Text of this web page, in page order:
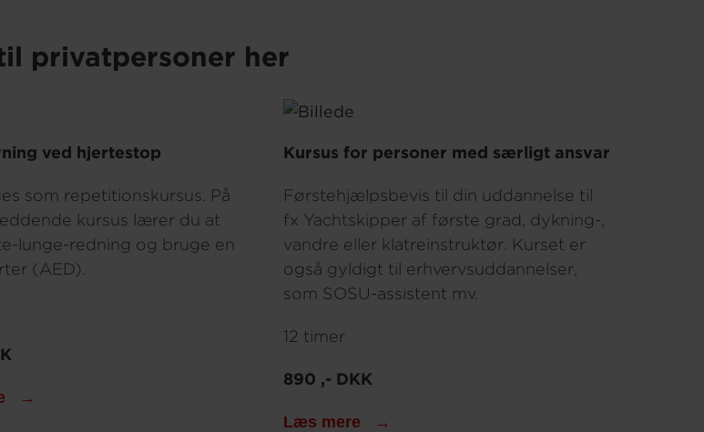
privatpersoner her
ved hjertestop
som repetitionskursus. På
kursus lærer du at
lunge-redning og bruge en
(AED).
Kursus for personer med særligt ansvar
Førstehjælpsbevis til din uddannelse til
fx Yachtskipper af første grad, dykning-,
vandre eller klatreinstruktør. Kurset er
også gyldigt til erhvervsuddannelser,
som SOSU-assistent mv.
12 timer
890 ,- DKK
Læs mere